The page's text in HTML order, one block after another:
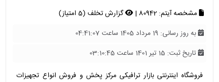
مشخصه آیتم: 80942 |
گزارش تخلف (5 امتیاز)
به روز رسانی: 19 مرداد 1405 ساعت 04:41:07
تاریخ ثبت: 15 تیر 1401 ساعت 03:10:45
فروشگاه اینترنتی بازار ترافیکی مرکز پخش و فروش انواع تجهیزات